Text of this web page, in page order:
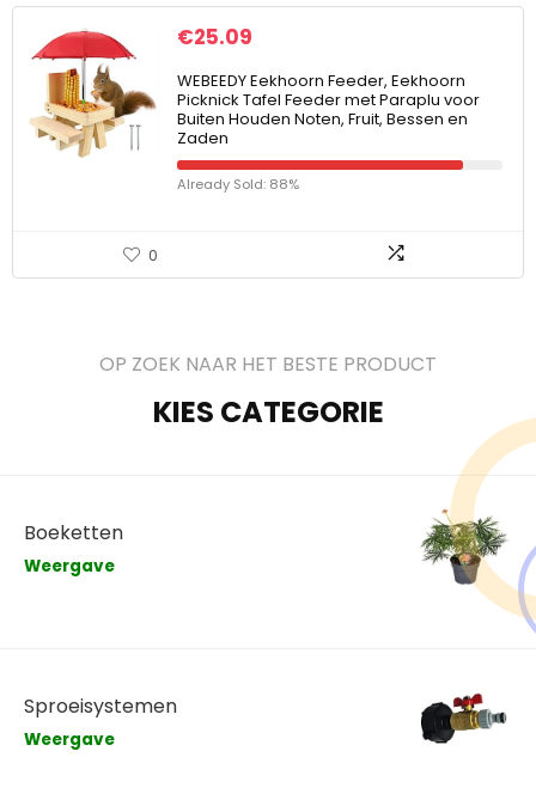
€25.09
WEBEEDY Eekhoorn Feeder, Eekhoorn
Picknick Tafel Feeder met Paraplu voor
Buiten Houden Noten, Fruit, Bessen en
Zaden
Already Sold: 88%
0
OP ZOEK NAAR HET BESTE PRODUCT
KIES CATEGORIE
Boeketten
Weergave
Sproeisystemen
Weergave